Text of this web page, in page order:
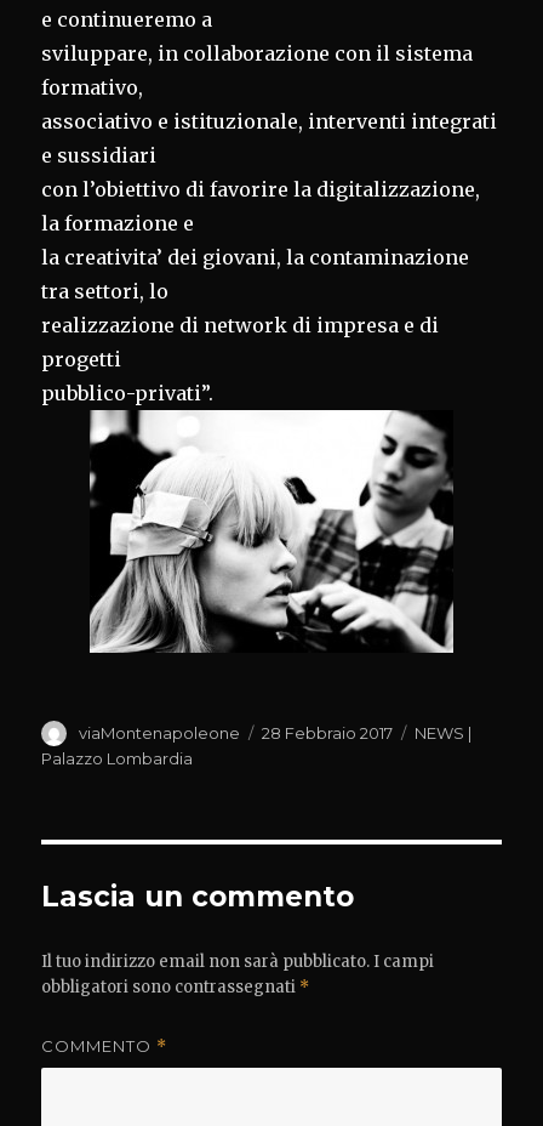
e continueremo a
sviluppare, in collaborazione con il sistema
formativo,
associativo e istituzionale, interventi integrati
e sussidiari
con l’obiettivo di favorire la digitalizzazione,
la formazione e
la creativita’ dei giovani, la contaminazione
tra settori, lo
realizzazione di network di impresa e di
progetti
pubblico-privati”.
Autore
viaMontenapoleone
Pubblicato
28 Febbraio 2017 Categorie
NEWS |
Palazzo Lombardia
Lascia un commento
Il tuo indirizzo email non sarà pubblicato. I campi
obbligatori sono contrassegnati *
COMMENTO *